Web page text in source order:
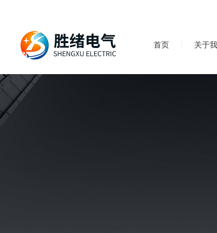
首页 关于